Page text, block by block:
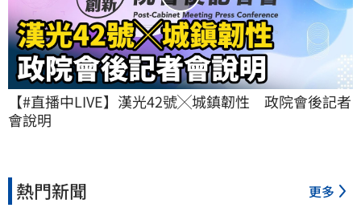
【#直播中LIVE】漢光42號╳城鎮韌性　政院會後記者
會說明
熱門新聞 更多